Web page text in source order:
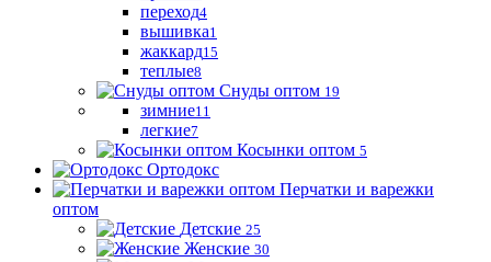
переход4
вышивка1
жаккард15
теплые8
Снуды оптом 19
зимние11
легкие7
Косынки оптом 5
Ортодокс
Перчатки и варежки
оптом
Детские 25
Женские 30